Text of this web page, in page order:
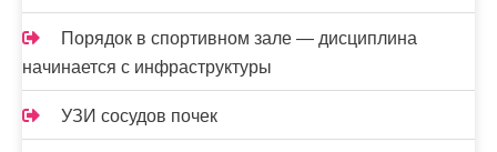
Порядок в спортивном зале — дисциплина
начинается с инфраструктуры
УЗИ сосудов почек